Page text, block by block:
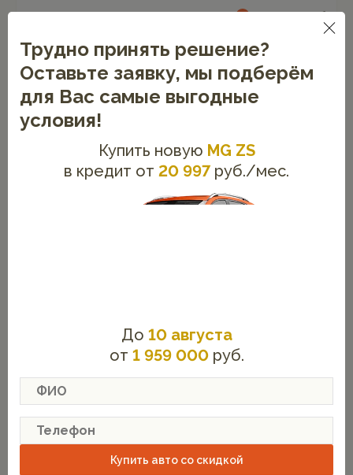
от 2 450 000 руб.
от1 889 000 руб.
20 246 руб. в месяц
Обменять по Trade-IN
MG ZS
от1 959 000
Трудно принять решение?
Оставьте заявку, мы подберём
для Вас самые выгодные
условия!
Купить новую MG ZS
в кредит от 20 997 руб./мес.
До 10 августа
от 1 959 000руб.
Купить авто со скидкой